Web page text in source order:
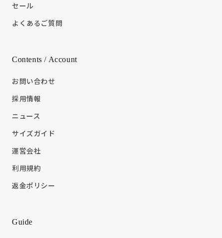
セール
よくあるご質問
Contents / Account
お問い合わせ
採用情報
ニュース
サイズガイド
運営会社
利用規約
返金ポリシー
Guide